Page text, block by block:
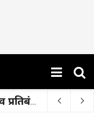
Shimla: बस और पिकअप में चिट्टे व प्रतिबंधित कफ सिरप के साथ धरे तस्कर, आरोपियों में नाबालिग भी शामिल